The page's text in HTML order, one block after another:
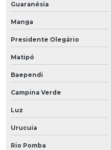
Guaranésia
Manga
Presidente Olegário
Matipó
Baependi
Campina Verde
Luz
Urucuia
Rio Pomba